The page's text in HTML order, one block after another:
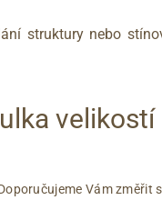
struktury nebo
velikostí
Vám změřit